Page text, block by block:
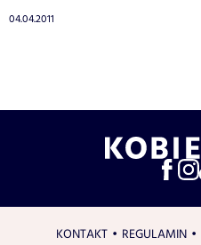
04.04.2011
KONTAKT REGULAMIN